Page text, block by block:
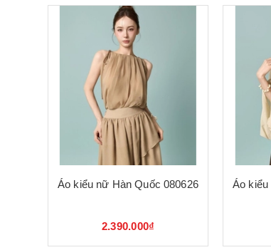
Áo kiểu nữ Hàn Quốc 080626
2.390.000₫
Áo